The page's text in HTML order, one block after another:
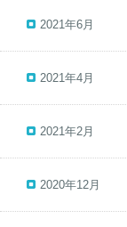
2021年6月
2021年4月
2021年2月
2020年12月